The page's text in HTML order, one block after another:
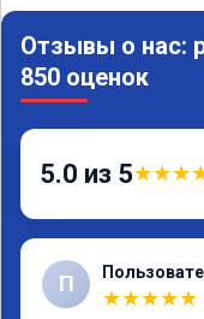
Отзывы о нас:
850 оценок
5.0 из 5★★★
П
★★★★★